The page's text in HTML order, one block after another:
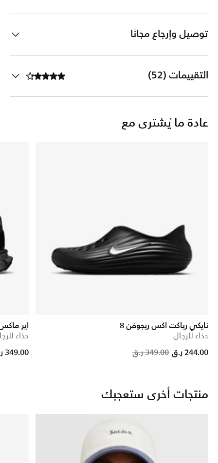
توصيل وإرجاع مجانًا
التقييمات (52)
عادة ما يُشترى مع
نايكي رياكت اكس ريجوفن 8
حذاء للرجال
Price
349.00 ر.ق to
244.00 ر.ق
اير
حذاء
from
349.00 ر.ق
منتجات أخرى ستعجبك